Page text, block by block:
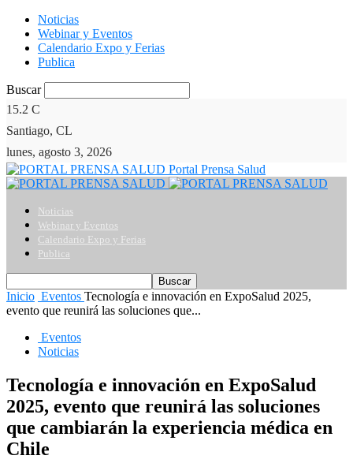
Noticias
Webinar y Eventos
Calendario Expo y Ferias
Publica
Buscar
15.2 C
Santiago, CL
lunes, agosto 3, 2026
Portal Prensa Salud
Noticias
Webinar y Eventos
Calendario Expo y Ferias
Publica
Inicio Eventos Tecnología e innovación en ExpoSalud 2025,
evento que reunirá las soluciones que...
Eventos
Noticias
Tecnología e innovación en ExpoSalud
2025, evento que reunirá las soluciones
que cambiarán la experiencia médica en
Chile